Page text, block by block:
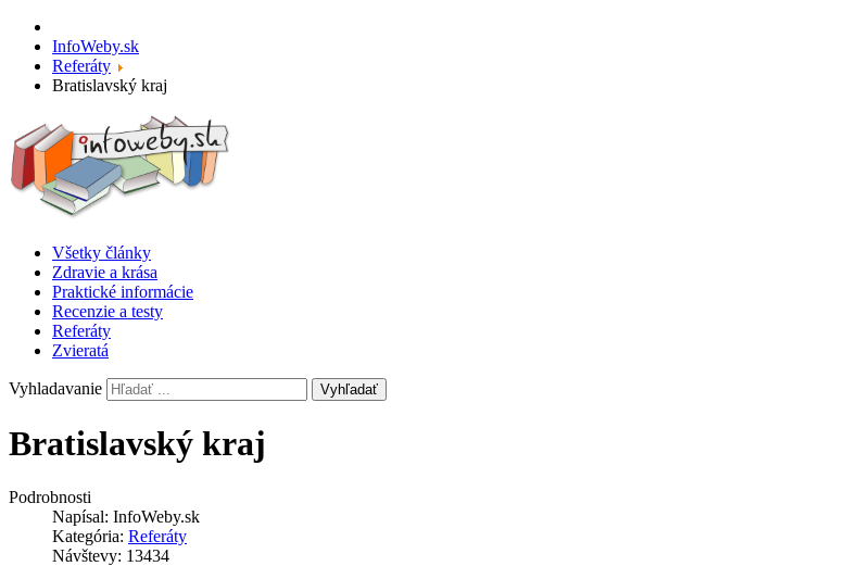
InfoWeby.sk
Referáty
Bratislavský kraj
Všetky články
Zdravie a krása
Praktické informácie
Recenzie a testy
Referáty
Zvieratá
Vyhladavanie Vyhľadať
Bratislavský kraj
Podrobnosti
Napísal: InfoWeby.sk
Kategória: Referáty
Návštevy: 13434